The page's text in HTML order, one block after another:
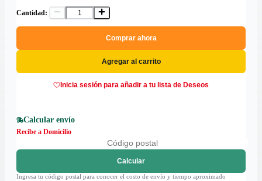
Cantidad:
Comprar ahora
Agregar al carrito
Inicia sesión para añadir a tu lista de Deseos
Calcular envío
Recibe a Domicilio
Calcular
Ingresa tu código postal para conocer el costo de envío y tiempo aproximado